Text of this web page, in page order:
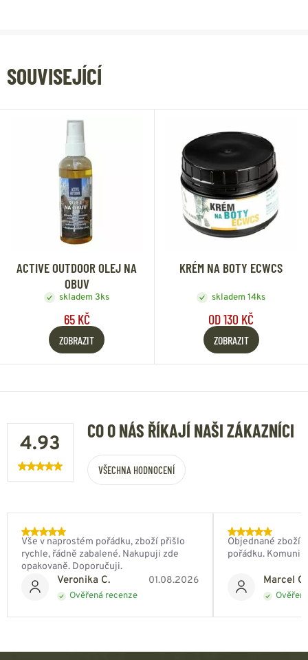
SOUVISEJÍCÍ
ACTIVE OUTDOOR OLEJ NA
OBUV
skladem 3ks
65 KČ
ZOBRAZIT
KRÉM NA BOTY ECWCS
skladem 14ks
OD 130 KČ
ZOBRAZIT
4.93
CO O NÁS ŘÍKAJÍ NAŠI ZÁKAZNÍCI
VŠECHNA HODNOCENÍ
Veronika C. 01.08.2026
Ověřená recenze
Vše v naprostém pořádku, zboží přišlo
rychle, řádně zabalené. Nakupuji zde
opakovaně. Doporučuji.
Marcel
Objednané zboží
pořádku.